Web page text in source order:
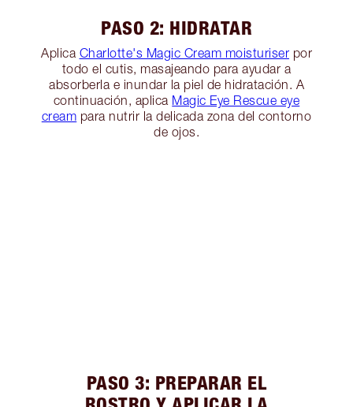
PASO 2: HIDRATAR
Aplica Charlotte's Magic Cream moisturiser por
todo el cutis, masajeando para ayudar a
absorberla e inundar la piel de hidratación. A
continuación, aplica Magic Eye Rescue eye
cream para nutrir la delicada zona del contorno
de ojos.
PASO 3: PREPARAR EL